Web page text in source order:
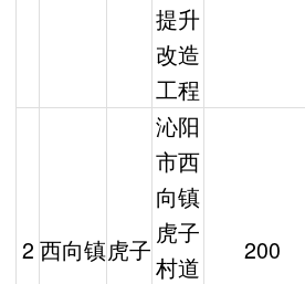
提升
改造
工程
2 西向镇虎子
沁阳
市西
向镇
虎子
村道
200